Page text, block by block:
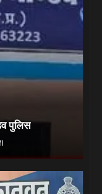
पुलिस